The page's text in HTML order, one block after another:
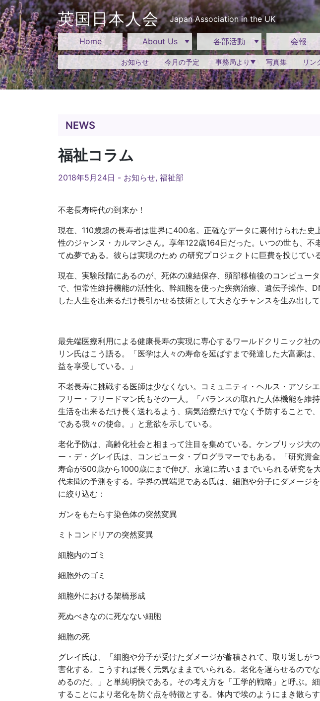
Skip
to
content
英国日本人会 Japan Association in the UK
Home About Us 各部活動 会報
お知らせ 今月の予定 事務局より 写真集 リン
NEWS
福祉コラム
2018年5月24日 - お知らせ, 福祉部
不老長寿時代の到来か！
現在、110歳超の長寿者は世界に400名。正確なデータに裏付けられた史
性のジャンヌ・カルマンさん。享年122歳164日だった。いつの世も、不
てぬ夢である。彼らは実現のため の研究プロジェクトに巨費を投じている
現在、実験段階にあるのが、死体の凍結保存、頭部移植後のコンピュー
で、恒常性維持機能の活性化、幹細胞を使った疾病治療、遺伝子操作、
した人生を出来るだけ長引かせる技術として大きなチャンスを生み出して
最先端医療利用による健康長寿の実現に専心するワールドクリニック社
リン氏はこう語る。「医学は人々の寿命を延ばすまで発達した大富豪は
益を享受している。」
不老長寿に挑戦する医師は少なくない。コミュニティ・ヘルス・アソシ
フリー・フリードマン氏もその一人。「バランスの取れた人体機能を維
生活を出来るだけ長く送れるよう、病気治療だけでなく予防することで
である我々の使命。」と意欲を示している。
老化予防は、高齢化社会と相まって注目を集めている。ケンブリッジ大
ー・デ・グレイ氏は、コンピュータ・プログラマーでもある。「研究資
寿命が500歳から1000歳にまで伸び、永遠に若いままでいられる研究を
代未聞の予測をする。学界の異端児である氏は、細胞や分子にダメージ
に絞り込む：
ガンをもたらす染色体の突然変異
ミトコンドリアの突然変異
細胞内のゴミ
細胞外のゴミ
細胞外における架橋形成
死ぬべきなのに死なない細胞
細胞の死
グレイ氏は、「細胞や分子が受けたダメージが蓄積されて、取り返しが
害化する。こうすれば長く元気なままでいられる。老化を遅らせるので
めるのだ。」と単純明快である。その考え方を「工学的戦略」と呼ぶ。
することにより老化を防ぐ点を特徴とする。体内で埃のようにまき散ら